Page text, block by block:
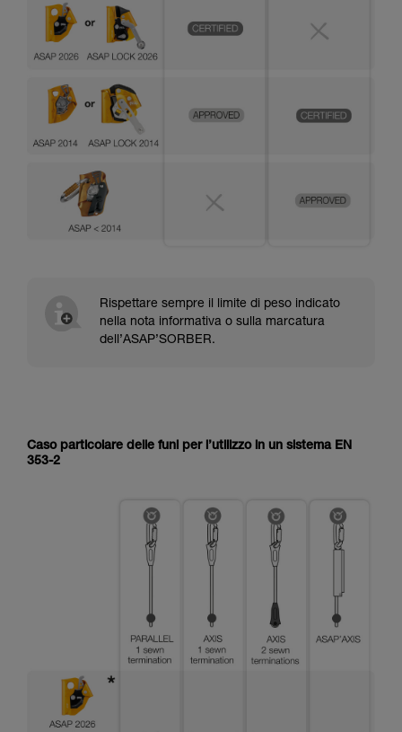
Rispettare sempre il limite di peso indicato
nella nota informativa o sulla marcatura
dell’ASAP’SORBER.
Caso particolare delle funi per l’utilizzo in un sistema EN
353-2